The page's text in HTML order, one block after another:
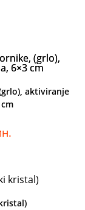
aktiviranje